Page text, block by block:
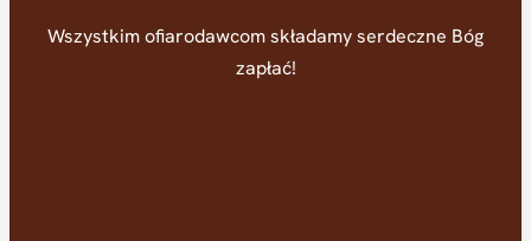
Wszystkim ofiarodawcom składamy serdeczne Bóg
zapłać!